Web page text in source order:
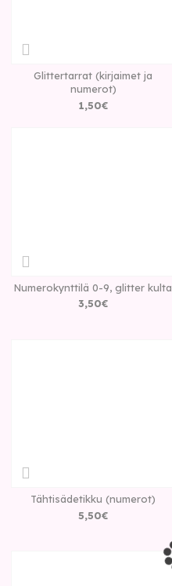
Glittertarrat (kirjaimet ja
numerot)
1,50€
Numerokynttilä 0-9, glitter kulta
3,50€
Tähtisädetikku (numerot)
5,50€